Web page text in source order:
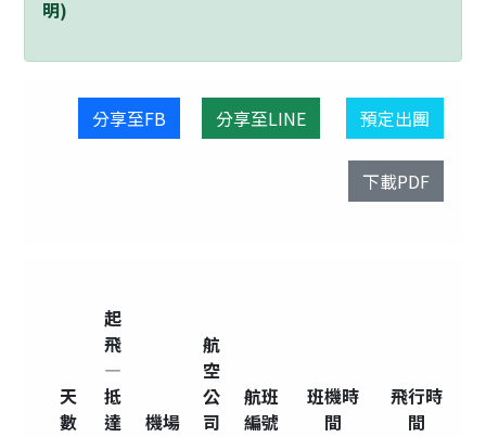
明)
分享至FB 分享至LINE 預定出團
下載PDF
天
數
起
飛
—
抵
達
機場
航
空
公
司
航班
編號
班機時
間
飛行時
間